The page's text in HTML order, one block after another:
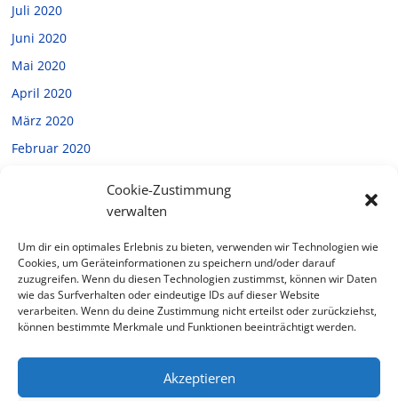
Cookie-Zustimmung
verwalten
Um dir ein optimales Erlebnis zu bieten, verwenden wir Technologien wie
Cookies, um Geräteinformationen zu speichern und/oder darauf
zuzugreifen. Wenn du diesen Technologien zustimmst, können wir Daten
wie das Surfverhalten oder eindeutige IDs auf dieser Website
verarbeiten. Wenn du deine Zustimmung nicht erteilst oder zurückziehst,
können bestimmte Merkmale und Funktionen beeinträchtigt werden.
Akzeptieren
Juli 2020
Juni 2020
Mai 2020
April 2020
März 2020
Februar 2020
Oktober 2019
September 2019
Juli 2019